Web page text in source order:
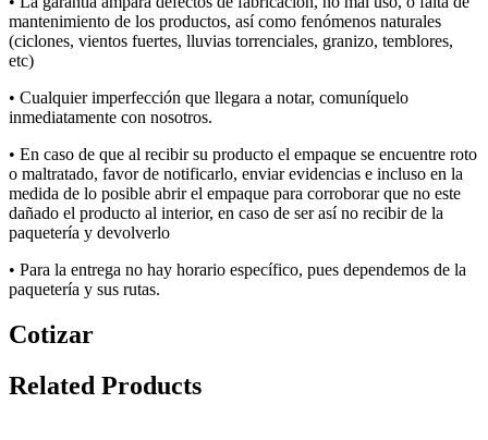
mantenimiento de los productos, así como fenómenos naturales
(ciclones, vientos fuertes, lluvias torrenciales, granizo, temblores,
etc)
• Cualquier imperfección que llegara a notar, comuníquelo
inmediatamente con nosotros.
• En caso de que al recibir su producto el empaque se encuentre roto
o maltratado, favor de notificarlo, enviar evidencias e incluso en la
medida de lo posible abrir el empaque para corroborar que no este
dañado el producto al interior, en caso de ser así no recibir de la
paquetería y devolverlo
• Para la entrega no hay horario específico, pues dependemos de la
paquetería y sus rutas.
Cotizar
Related Products